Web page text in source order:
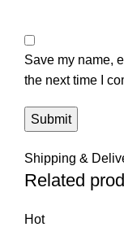
Save my name,
the next time I
Shipping &
Related
Hot